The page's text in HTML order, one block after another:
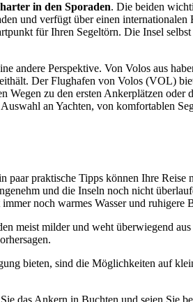
in den Sporaden. Die beiden
und verfügt über einen
für Ihren Segeltörn. Die Insel
andere Perspektive. Von Volos aus
Der Flughafen von Volos (VOL)
zu den ersten Ankerplätzen
an Yachten, von komfortablen
paar praktische Tipps können Ihre
und die Inseln noch nicht
noch warmes Wasser und ruhigere
meist milder und weht überwiegend
bieten, sind die Möglichkeiten auf
das Ankern in Buchten und seien Sie